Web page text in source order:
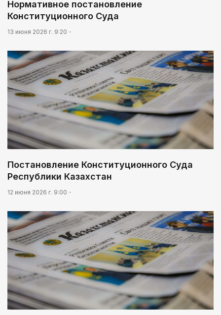
Нормативное постановление
Конституционного Суда
13 июня 2026 г. 9:20
Постановление Конституционного Суда
Республики Казахстан
12 июня 2026 г. 9:00